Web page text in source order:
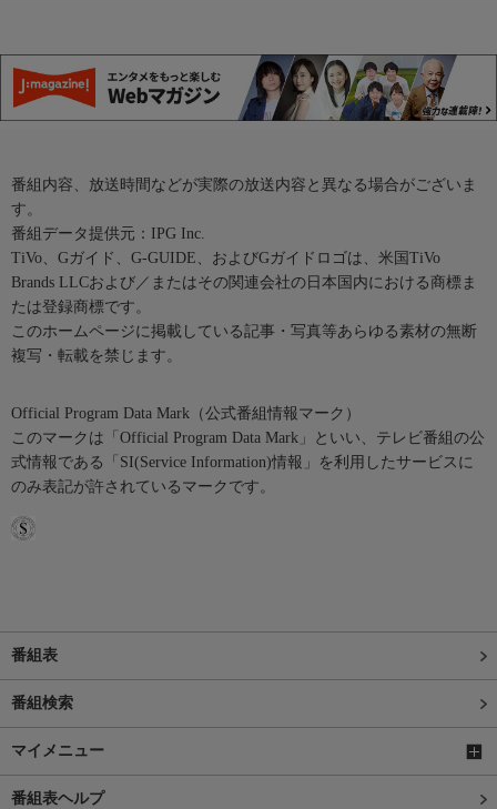
番組内容、放送時間などが実際の放送内容と異なる場合がございま
す。
番組データ提供元：IPG Inc.
TiVo、Gガイド、G-GUIDE、およびGガイドロゴは、米国TiVo
Brands LLCおよび／またはその関連会社の日本国内における商標ま
たは登録商標です。
このホームページに掲載している記事・写真等あらゆる素材の無断
複写・転載を禁じます。
Official Program Data Mark（公式番組情報マーク）
このマークは「Official Program Data Mark」といい、テレビ番組の公
式情報である「SI(Service Information)情報」を利用したサービスに
のみ表記が許されているマークです。
番組表
番組検索
マイメニュー
番組表ヘルプ